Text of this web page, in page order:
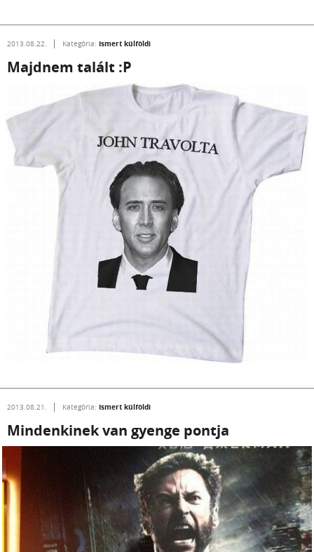
2013.08.22. Kategória: Ismert külföldi
Majdnem talált :P
2013.08.21. Kategória: Ismert külföldi
Mindenkinek van gyenge pontja